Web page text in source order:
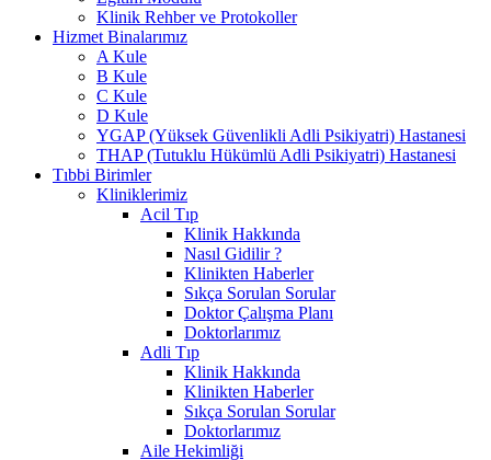
Klinik Rehber ve Protokoller
Hizmet Binalarımız
A Kule
B Kule
C Kule
D Kule
YGAP (Yüksek Güvenlikli Adli Psikiyatri) Hastanesi
THAP (Tutuklu Hükümlü Adli Psikiyatri) Hastanesi
Tıbbi Birimler
Kliniklerimiz
Acil Tıp
Klinik Hakkında
Nasıl Gidilir ?
Klinikten Haberler
Sıkça Sorulan Sorular
Doktor Çalışma Planı
Doktorlarımız
Adli Tıp
Klinik Hakkında
Klinikten Haberler
Sıkça Sorulan Sorular
Doktorlarımız
Aile Hekimliği